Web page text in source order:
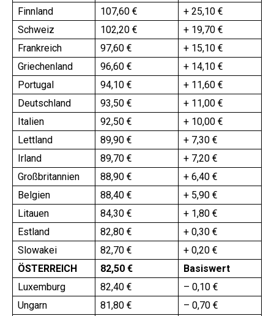
Finnland
107,60 €
+ 25,10 €
Schweiz
102,20 €
+ 19,70 €
Frankreich
97,60 €
+ 15,10 €
Griechenland
96,60 €
+ 14,10 €
Portugal
94,10 €
+ 11,60 €
Deutschland
93,50 €
+ 11,00 €
Italien
92,50 €
+ 10,00 €
Lettland
89,90 €
+ 7,30 €
Irland
89,70 €
+ 7,20 €
Großbritannien
88,90 €
+ 6,40 €
Belgien
88,40 €
+ 5,90 €
Litauen
84,30 €
+ 1,80 €
Estland
82,80 €
+ 0,30 €
Slowakei
82,70 €
+ 0,20 €
ÖSTERREICH
82,50 €
Basiswert
Luxemburg
82,40 €
– 0,10 €
Ungarn
81,80 €
– 0,70 €